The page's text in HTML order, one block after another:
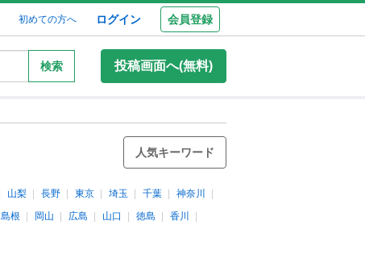
初めての方へ ログイン 会員登録
検索 投稿画面へ(無料)
人気キーワード
山梨 長野 東京 埼玉 千葉
神奈川
島根 岡山 広島 山口 徳島
香川